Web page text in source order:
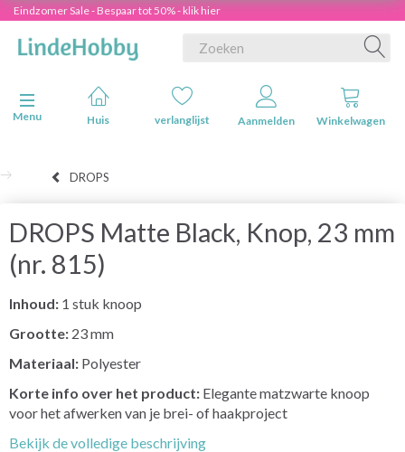
Eindzomer Sale - Bespaar tot 50% - klik hier
Navigatie in-/uitschakelen
Menu
Huis verlanglijst Aanmelden Winkelwagen
DROPS
DROPS Matte Black, Knop, 23 mm
(nr. 815)
Inhoud: 1 stuk knoop
Grootte: 23 mm
Materiaal: Polyester
Korte info over het product: Elegante matzwarte knoop
voor het afwerken van je brei- of haakproject
Bekijk de volledige beschrijving